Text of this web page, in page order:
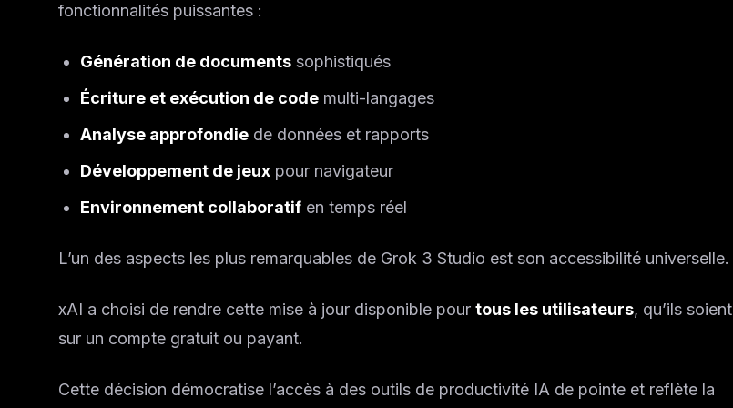
fonctionnalités puissantes :
Génération de documents sophistiqués
Écriture et exécution de code multi-langages
Analyse approfondie de données et rapports
Développement de jeux pour navigateur
Environnement collaboratif en temps réel
L’un des aspects les plus remarquables de Grok 3 Studio est son accessibilité universelle.
xAI a choisi de rendre cette mise à jour disponible pour tous les utilisateurs, qu’ils soient
sur un compte gratuit ou payant.
Cette décision démocratise l’accès à des outils de productivité IA de pointe et reflète la